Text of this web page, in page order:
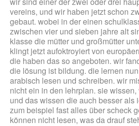
vereins, und wir haben jetzt schon
gebaut. wobei in der einen
zwischen vier und sieben jahre alt
klasse die mütter und großmütter
klingt jetzt aufoktroyiert von
die haben das so angeboten. wir
die lösung ist bildung. die lernen
arabisch lesen und schreiben. wir
nicht ein in den lehrplan. sie
und das wissen die auch besser als
zum beispiel fast alles über scheck
können nicht lesen, was da drauf